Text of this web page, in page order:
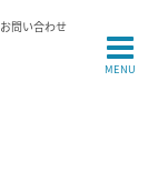
お問い合わせ
MENU